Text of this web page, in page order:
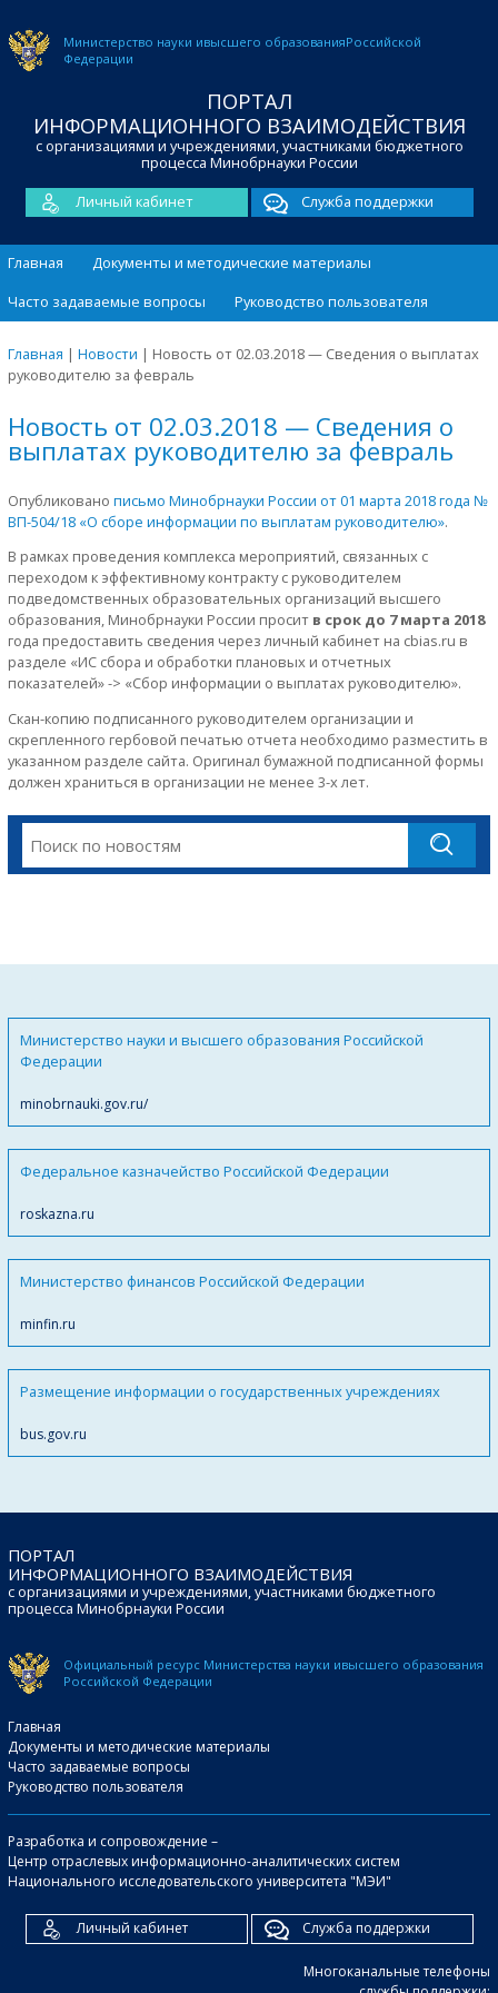
Министерство науки ивысшего образованияРоссийской
Федерации
ПОРТАЛ
ИНФОРМАЦИОННОГО ВЗАИМОДЕЙСТВИЯ
с организациями и учреждениями, участниками бюджетного
процесса Минобрнауки России
Личный кабинет
Служба поддержки
Главная
Документы и методические материалы
Часто задаваемые вопросы
Руководство пользователя
Главная | Новости | Новость от 02.03.2018 — Сведения о выплатах
руководителю за февраль
Новость от 02.03.2018 — Сведения о
выплатах руководителю за февраль
Опубликовано письмо Минобрнауки России от 01 марта 2018 года №
ВП-504/18 «О сборе информации по выплатам руководителю».
В рамках проведения комплекса мероприятий, связанных с
переходом к эффективному контракту с руководителем
подведомственных образовательных организаций высшего
образования, Минобрнауки России просит в срок до 7 марта 2018
года предоставить сведения через личный кабинет на cbias.ru в
разделе «ИС сбора и обработки плановых и отчетных
показателей» -> «Сбор информации о выплатах руководителю».
Скан-копию подписанного руководителем организации и
скрепленного гербовой печатью отчета необходимо разместить в
указанном разделе сайта. Оригинал бумажной подписанной формы
должен храниться в организации не менее 3-х лет.
Министерство науки и высшего образования Российской
Федерации
minobrnauki.gov.ru/
Федеральное казначейство Российской Федерации
roskazna.ru
Министерство финансов Российской Федерации
minfin.ru
Размещение информации о государственных учреждениях
bus.gov.ru
ПОРТАЛ
ИНФОРМАЦИОННОГО ВЗАИМОДЕЙСТВИЯ
с организациями и учреждениями, участниками бюджетного
процесса Минобрнауки России
Официальный ресурс Министерства науки ивысшего образования
Российской Федерации
Главная
Документы и методические материалы
Часто задаваемые вопросы
Руководство пользователя
Разработка и сопровождение –
Центр отраслевых информационно-аналитических систем
Национального исследовательского университета "МЭИ"
Личный кабинет Служба поддержки
Многоканальные телефоны